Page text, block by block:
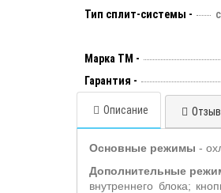
Тип сплит-системы -
Марка ТМ -
Гарантия -
Описание
Основные режимы -
Дополнительные
внутреннего блока;